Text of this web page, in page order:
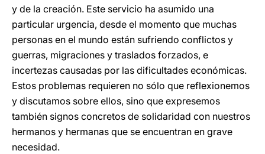
y de la creación. Este servicio ha asumido una
particular urgencia, desde el momento que muchas
personas en el mundo están sufriendo conflictos y
guerras, migraciones y traslados forzados, e
incertezas causadas por las dificultades económicas.
Estos problemas requieren no sólo que reflexionemos
y discutamos sobre ellos, sino que expresemos
también signos concretos de solidaridad con nuestros
hermanos y hermanas que se encuentran en grave
necesidad.